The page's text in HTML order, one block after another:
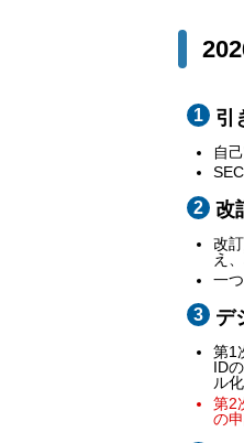
引
自
改
改
え
一
デ
第1
ID
ル
第2
の